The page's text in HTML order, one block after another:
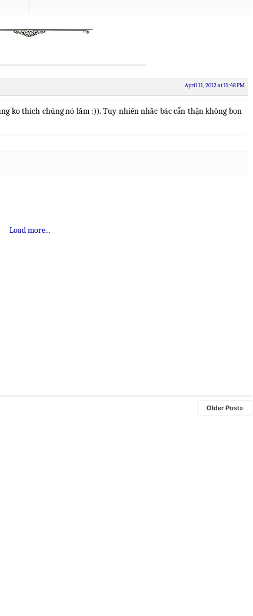
April 11, 2012 at 11:48 PM
ko thích chúng nó lắm :)). Tuy nhiên nhắc bác cẩn thận không bọn
Load more...
Older Post»